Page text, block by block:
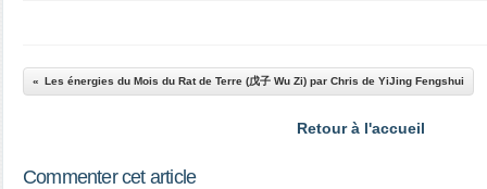
Les énergies du Mois du Rat de Terre (戊子 Wu Zi) par Chris de YiJing Fengshui
Retour à l'accueil
Commenter cet article